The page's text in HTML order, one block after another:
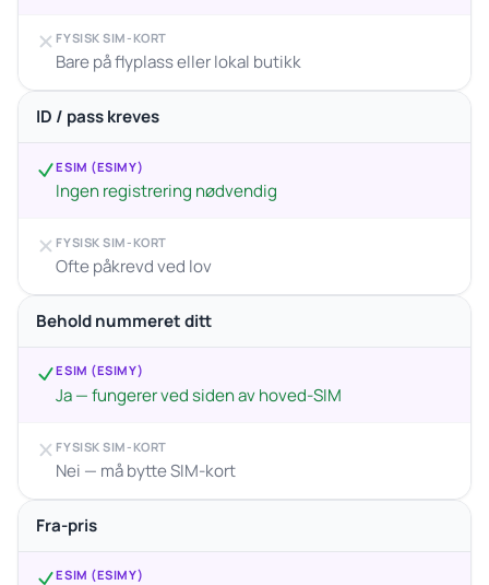
FYSISK SIM-KORT
Bare på flyplass eller lokal butikk
ID / pass kreves
ESIM (ESIMY)
Ingen registrering nødvendig
FYSISK SIM-KORT
Ofte påkrevd ved lov
Behold nummeret ditt
ESIM (ESIMY)
Ja — fungerer ved siden av hoved-SIM
FYSISK SIM-KORT
Nei — må bytte SIM-kort
Fra-pris
ESIM (ESIMY)